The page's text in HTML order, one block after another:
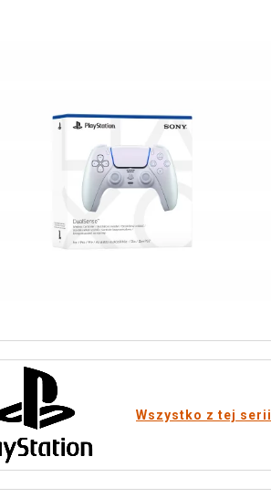
Wszystko z tej serii